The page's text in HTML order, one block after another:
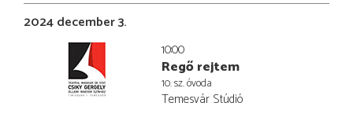
2024 december 3.
10:00
Regő rejtem
10. sz. óvoda
Temesvár Stúdió